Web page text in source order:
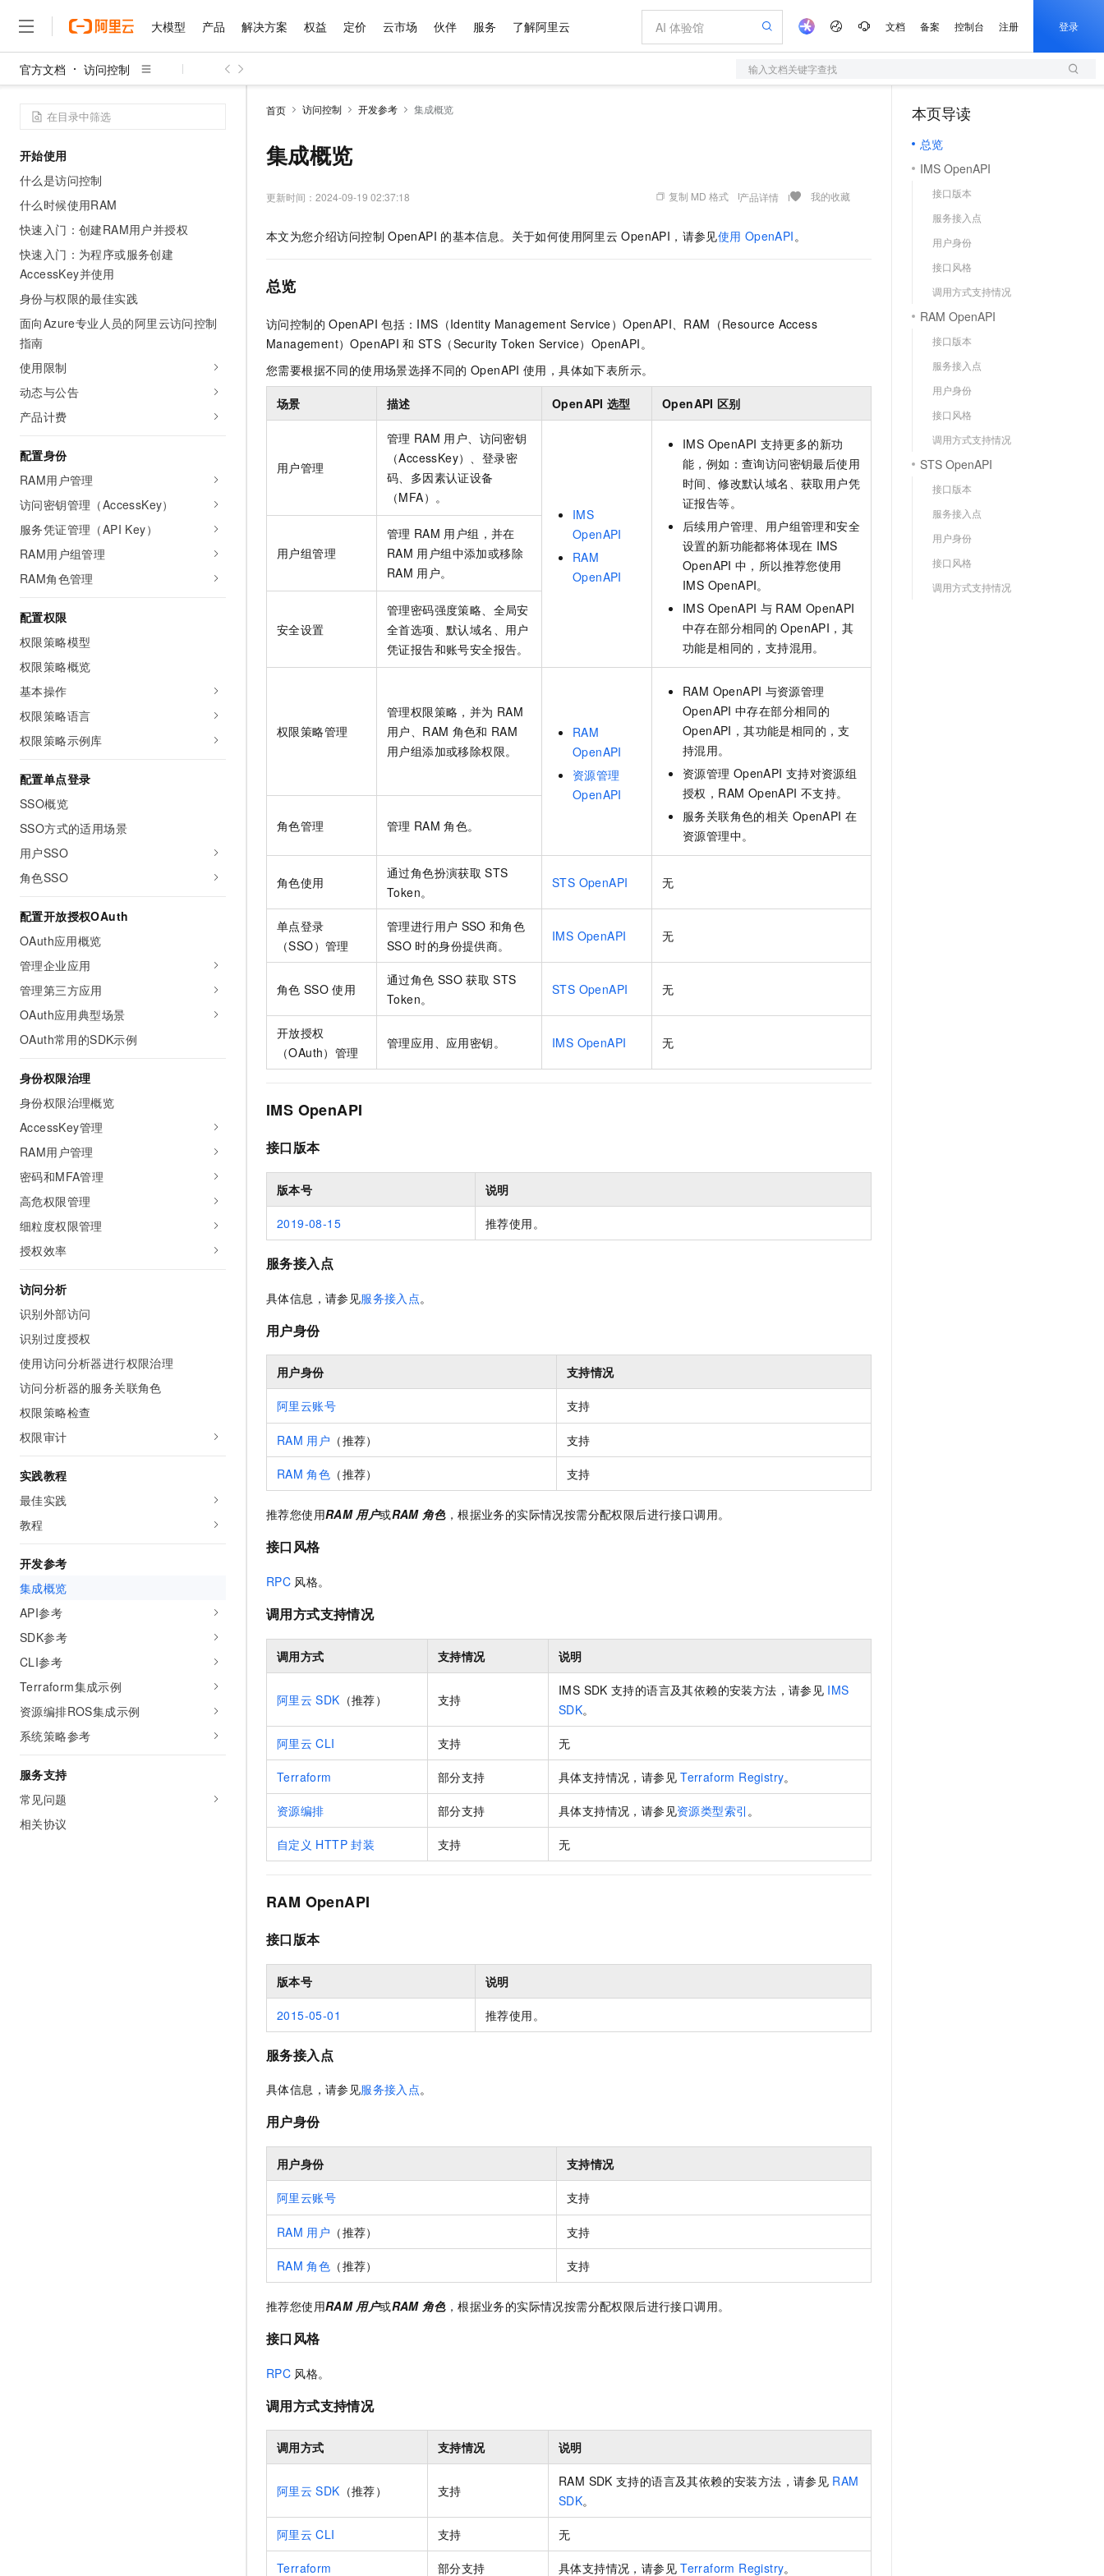
大模型 产品 解决方案 权益 定价 云市场 伙伴 服务 了解阿里云 文档 备案 控制台 注册 登录
官方文档 访问控制 输入文档关键字查找
开始使用
什么是访问控制
什么时候使用RAM
快速入门：创建RAM用户并授权
快速入门：为程序或服务创建
AccessKey并使用
身份与权限的最佳实践
面向Azure专业人员的阿里云访问控制
指南
使用限制
动态与公告
产品计费
配置身份
RAM用户管理
访问密钥管理（AccessKey）
服务凭证管理（API Key）
RAM用户组管理
RAM角色管理
配置权限
权限策略模型
权限策略概览
基本操作
权限策略语言
权限策略示例库
配置单点登录
SSO概览
SSO方式的适用场景
用户SSO
角色SSO
配置开放授权OAuth
OAuth应用概览
管理企业应用
管理第三方应用
OAuth应用典型场景
OAuth常用的SDK示例
身份权限治理
身份权限治理概览
AccessKey管理
RAM用户管理
密码和MFA管理
高危权限管理
细粒度权限管理
授权效率
访问分析
识别外部访问
识别过度授权
使用访问分析器进行权限治理
访问分析器的服务关联角色
权限策略检查
权限审计
实践教程
最佳实践
教程
开发参考
集成概览
API参考
SDK参考
CLI参考
Terraform集成示例
资源编排ROS集成示例
系统策略参考
服务支持
常见问题
相关协议
首页 访问控制 开发参考 集成概览
集成概览
更新时间： 2024-09-19 02:37:18 复制 MD 格式 产品详情 我的收藏
本文为您介绍访问控制 OpenAPI 的基本信息。关于如何使用阿里云 OpenAPI，请参见使用 OpenAPI。
总览
访问控制的 OpenAPI 包括：IMS（Identity Management Service）OpenAPI、RAM（Resource Access
Management）OpenAPI 和 STS（Security Token Service）OpenAPI。
您需要根据不同的使用场景选择不同的 OpenAPI 使用，具体如下表所示。
场景 描述 OpenAPI 选型 OpenAPI 区别
用户管理
管理 RAM 用户、访问密钥
（AccessKey）、登录密
码、多因素认证设备
（MFA）。
IMS
OpenAPI
RAM
OpenAPI
IMS OpenAPI 支持更多的新功
能，例如：查询访问密钥最后使用
时间、修改默认域名、获取用户凭
证报告等。
后续用户管理、用户组管理和安全
设置的新功能都将体现在 IMS
OpenAPI 中，所以推荐您使用
IMS OpenAPI。
IMS OpenAPI 与 RAM OpenAPI
中存在部分相同的 OpenAPI，其
功能是相同的，支持混用。
用户组管理
管理 RAM 用户组，并在
RAM 用户组中添加或移除
RAM 用户。
安全设置
管理密码强度策略、全局安
全首选项、默认域名、用户
凭证报告和账号安全报告。
权限策略管理
管理权限策略，并为 RAM
用户、RAM 角色和 RAM
用户组添加或移除权限。
RAM
OpenAPI
资源管理
OpenAPI
RAM OpenAPI 与资源管理
OpenAPI 中存在部分相同的
OpenAPI，其功能是相同的，支
持混用。
资源管理 OpenAPI 支持对资源组
授权，RAM OpenAPI 不支持。
服务关联角色的相关 OpenAPI 在
资源管理中。
角色管理 管理 RAM 角色。
角色使用
通过角色扮演获取 STS
Token。
STS OpenAPI 无
单点登录
（SSO）管理
管理进行用户 SSO 和角色
SSO 时的身份提供商。
IMS OpenAPI 无
角色 SSO 使用
通过角色 SSO 获取 STS
Token。
STS OpenAPI 无
开放授权
（OAuth）管理
管理应用、应用密钥。 IMS OpenAPI 无
IMS OpenAPI
接口版本
版本号 说明
2019-08-15 推荐使用。
服务接入点
具体信息，请参见服务接入点。
用户身份
用户身份 支持情况
阿里云账号 支持
RAM 用户 （推荐） 支持
RAM 角色 （推荐） 支持
推荐您使用RAM 用户或RAM 角色，根据业务的实际情况按需分配权限后进行接口调用。
接口风格
RPC 风格。
调用方式支持情况
调用方式 支持情况 说明
阿里云 SDK （推荐） 支持
IMS SDK 支持的语言及其依赖的安装方法，请参见 IMS
SDK。
阿里云 CLI 支持 无
Terraform 部分支持 具体支持情况，请参见 Terraform Registry。
资源编排 部分支持 具体支持情况，请参见资源类型索引 。
自定义 HTTP 封装 支持 无
RAM OpenAPI
接口版本
版本号 说明
2015-05-01 推荐使用。
服务接入点
具体信息，请参见服务接入点。
用户身份
用户身份 支持情况
阿里云账号 支持
RAM 用户 （推荐） 支持
RAM 角色 （推荐） 支持
推荐您使用RAM 用户或RAM 角色，根据业务的实际情况按需分配权限后进行接口调用。
接口风格
RPC 风格。
调用方式支持情况
调用方式 支持情况 说明
阿里云 SDK （推荐） 支持
RAM SDK 支持的语言及其依赖的安装方法，请参见 RAM
SDK。
阿里云 CLI 支持 无
Terraform 部分支持 具体支持情况，请参见 Terraform Registry。
本页导读
总览
IMS OpenAPI
接口版本
服务接入点
用户身份
接口风格
调用方式支持情况
RAM OpenAPI
接口版本
服务接入点
用户身份
接口风格
调用方式支持情况
STS OpenAPI
接口版本
服务接入点
用户身份
接口风格
调用方式支持情况
大模型
千问AI平台
能看、能想、能动手的多模态智能体模型
Qwen3-VL-Plus
视觉 Coding、空间感知、多模态思考等全面升级
旗舰 MoE 大模型，百万上下文与顶尖推理能力
GLM-5.2
1M上下文，专为长程任务能力而生
图生视频，流畅自然，细节丰富
语音识别与合成
千问AI平台-Token Plan NEW
个人版上线、团队版降价；千问3.8-Max首发发尝鲜
在线体验全尺寸、多种模态的模型效果
新一代 AI 视频生成模型，深度适配广告营销等场景
AI 应用构建
大模型服务平台百炼-应用模版
大模型服务平台百炼-智能体
灵活可视化地构建企业级 Agent
大模型原生应用
Qoder HOT
面向真实软件的智能体编程平台
万有无界
秒悟
云端极速 AI 应用创作平台
千问办公
一站式AI生产力平台
多模态内容创作工具，已接入 DeepSeek
依托云原生高可用架构,实现Dify私有化部署
10 分钟在聊天系统中增加一个 AI 助手 即刻拥有 DeepSeek-R1 满血版
多模态数据信息提取
超强辅助，Bolt.diy 一步搞定创意建站
产品
精选产品
计算
存储
网络与CDN
安全
中间件
数据库
大数据计算
媒体服务
企业服务与云通信
域名与网站
终端用户计算
Serverless
开发工具
迁移与运维管理
精选产品
大模型服务与应用平台
多元化、高性能、安全可靠的大模型服务
无影云电脑
随时随地安全接入的云上超级电脑
云解析DNS
云原生大数据计算服务 MaxCompute
面向分析的企业级SaaS模式云数据仓库
人工智能平台 PAI
一站式AI开发、训练和推理服务
容器服务 Kubernetes 版 ACK
提供一站式管理容器应用的 K8s 服务
全托管，含MySQL、PostgreSQL、SQL Server、MariaDB多引擎
Qoder
面向真实软件的智能体编程平台
云防火墙
轻量应用服务器
数字证书管理服务（原SSL证书）
实现全站 HTTPS，呈现可信的 Web 访问
解决方案
精选解决方案
互联网应用开发
大数据
现代化应用
安全
网络
可观测
上云与迁云
企业出海
政企业务
精选解决方案
上传文档即自动完成翻译和格式还原
Hermes Agent，打造自进化智能体
自主进化，持久记忆，越用越聪明
快速拥有专属 OpenClaw
5 分钟轻松部署专属 QwenPaw
从聊天伙伴进化为能主动干活的本地数字员工
一键购买专属联机服务器，轻松开启游戏
高效搭建 AI 智能体与工作流应用
Agency Agents：拥有专属领域专家
HappyHorse 打造一站式影视创作平台
漫剧工坊：一站式动画创作平台
快速生产连贯的高质量长漫剧
高效部署网站，快速应用到小程序
权益 普惠上云
云服务器38元/年起，超值低价云产品抢先购
推荐新用户得奖励，单订单最高返9万
云工开物
高校专属算力普惠，学生认证享300元代金券
免费试用
解决方案免费试用 新老同享
最高领取价值200元试用点，立即开启云上创新
AI 产品 免费试用
1亿+ 大模型 tokens 和 30+ 款产品免费体验
AI 特惠
Token Plan 模型订阅计划
Qwen3.8-Max 首发尝鲜，限时加量 10 倍，夜间低至2折
万小智 AI 建站低至 15元/月
送.CN域名，送备案服务码
Night Plan 支持 Qwen 3.8-Max
夜间 5 折，Qwen/Meoo/TokenPlan 客户专享
AI 场景体验
从图文生成到视频创作，一键激活电商全链路生产力
AI 广告创作
图文、视频一站生成，高效打造优质广告素材
AI 短剧/漫剧
AI智能应用，一键激活高效办公新体验
自动承接线索、识别商机，让客服更高效、服务更出色。
AI 活动
AI 生产力先锋
先锋实践拓展 AI 生产力的边界
飞天发布时刻
所见，即是所愿
从基础到进阶，Agent 创客手把手教你
创新加速
覆盖90%+业务场景，专享组合折扣价
精选AI产品，从模型到应用全链提效
AI 用量加速计划
新老同享，达量后返
定价 产品定价
了解云产品的定价详情
云上成本管理
管理和优化成本
价格计算器 配置报价器
阿里云 OPC 创新助力计划
Token 补贴，五大权
益加速 OPC 成功
云市场 精选商城
多端小程序
观测云
Tuya 物联网平台阿里云版
电子合同
畅捷通
AI空中课堂在线直播课堂（旗舰版）
生态解决方案
AI 开发和 AI 应用解决方案
数据与 API
OCR 文字识别
快递物流查询
企业应用
CRM
OA 办公系统
400电话
广告营销
基础软件
JAVA
WordPress
SUSE
建站小程序
模板建站
定制建站
模板小程序
定制小程序
APP 开发
建站系统
专业服务
主机安全
AI 应用及服务市场
伙伴 成为销售伙伴
咨询伙伴
销售伙伴合作计划
无影生态合作计划
Consulting Partner 合作计划
成为产品伙伴 产品伙伴合作计划
云网络合作计划
成为服务伙伴
服务伙伴合作计划
Al MaaS 服务伙伴赋能合作
伙伴信用分合作计划
更多支持
合作伙伴培训与认证
查询合作伙伴
登录合作伙伴管理后台
服务 售前咨询
售后服务
自助服务
在线服务
短信专区
企业增值服务
企业成长
阿里云认证
信息公告
开发者社区
我要反馈
我要投诉
了解阿里云 为什么选择阿里云
技术领先
分析师报告
研究报告与白皮书
天池大赛
AI 算法大赛
云开发大赛
入门学习赛
最佳实践
看见新力量
市场活动
科研合作
加入我们